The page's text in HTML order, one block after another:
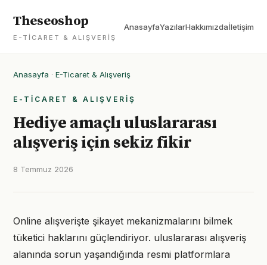
Theseoshop
E-TICARET & ALIŞVERIŞ
AnasayfaYazılarHakkımızdaİletişim
Anasayfa · E-Ticaret & Alışveriş
E-TICARET & ALIŞVERIŞ
Hediye amaçlı uluslararası
alışveriş için sekiz fikir
8 Temmuz 2026
Online alışverişte şikayet mekanizmalarını bilmek
tüketici haklarını güçlendiriyor. uluslararası alışveriş
alanında sorun yaşandığında resmi platformlara